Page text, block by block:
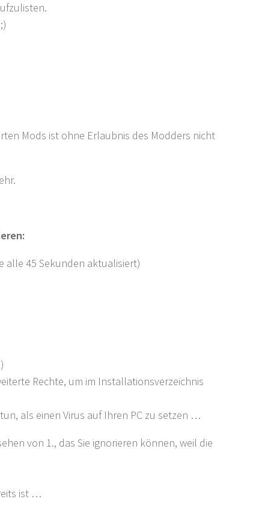
Mods ist ohne Erlaubnis des Modders nicht
alle 45 Sekunden aktualisiert)
Rechte, um im Installationsverzeichnis
als einen Virus auf Ihren PC zu setzen …
von 1., das Sie ignorieren können, weil die
ist …